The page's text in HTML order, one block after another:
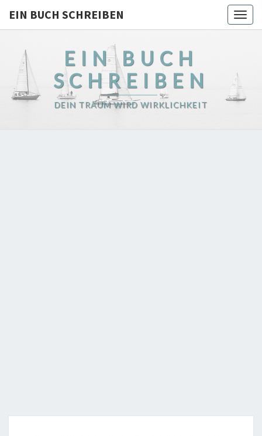
EIN BUCH SCHREIBEN
EIN BUCH
SCHREIBEN
DEIN TRAUM WIRD WIRKLICHKEIT